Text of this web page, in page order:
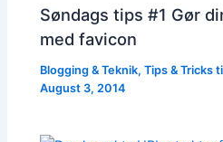
Søndags tips #1 Gør
med favicon
Blogging & Teknik,Tips & Tricks
August 3, 2014